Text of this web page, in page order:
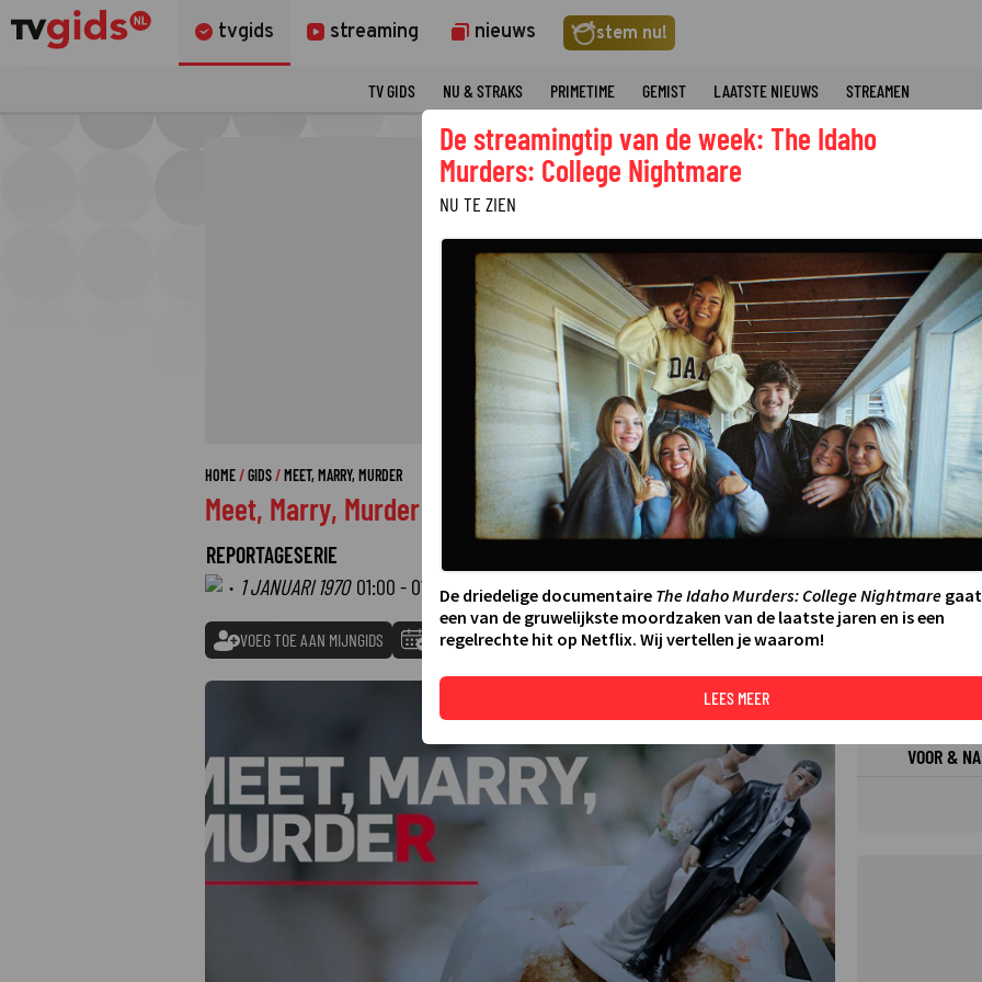
tvgids streaming nieuws stem nu!
TV GIDS NU & STRAKS PRIMETIME GEMIST LAATSTE NIEUWS STREAMEN
HOME GIDS MEET, MARRY, MURDER
Meet, Marry, Murder
REPORTAGESERIE
· 1 JANUARI 1970 01:00 - 01:00
VOEG TOE AAN MIJNGIDS TOEVOEGEN AAN AGENDA DELEN
FILMS
DE
VOOR &
De streamingtip van de week: The Idaho
Murders: College Nightmare
NU TE ZIEN
De driedelige documentaire The Idaho Murders: College Nightmaregaat
een van de gruwelijkste moordzaken van de laatste jaren en is een
regelrechte hit op Netflix. Wij vertellen je waarom!
LEES MEER